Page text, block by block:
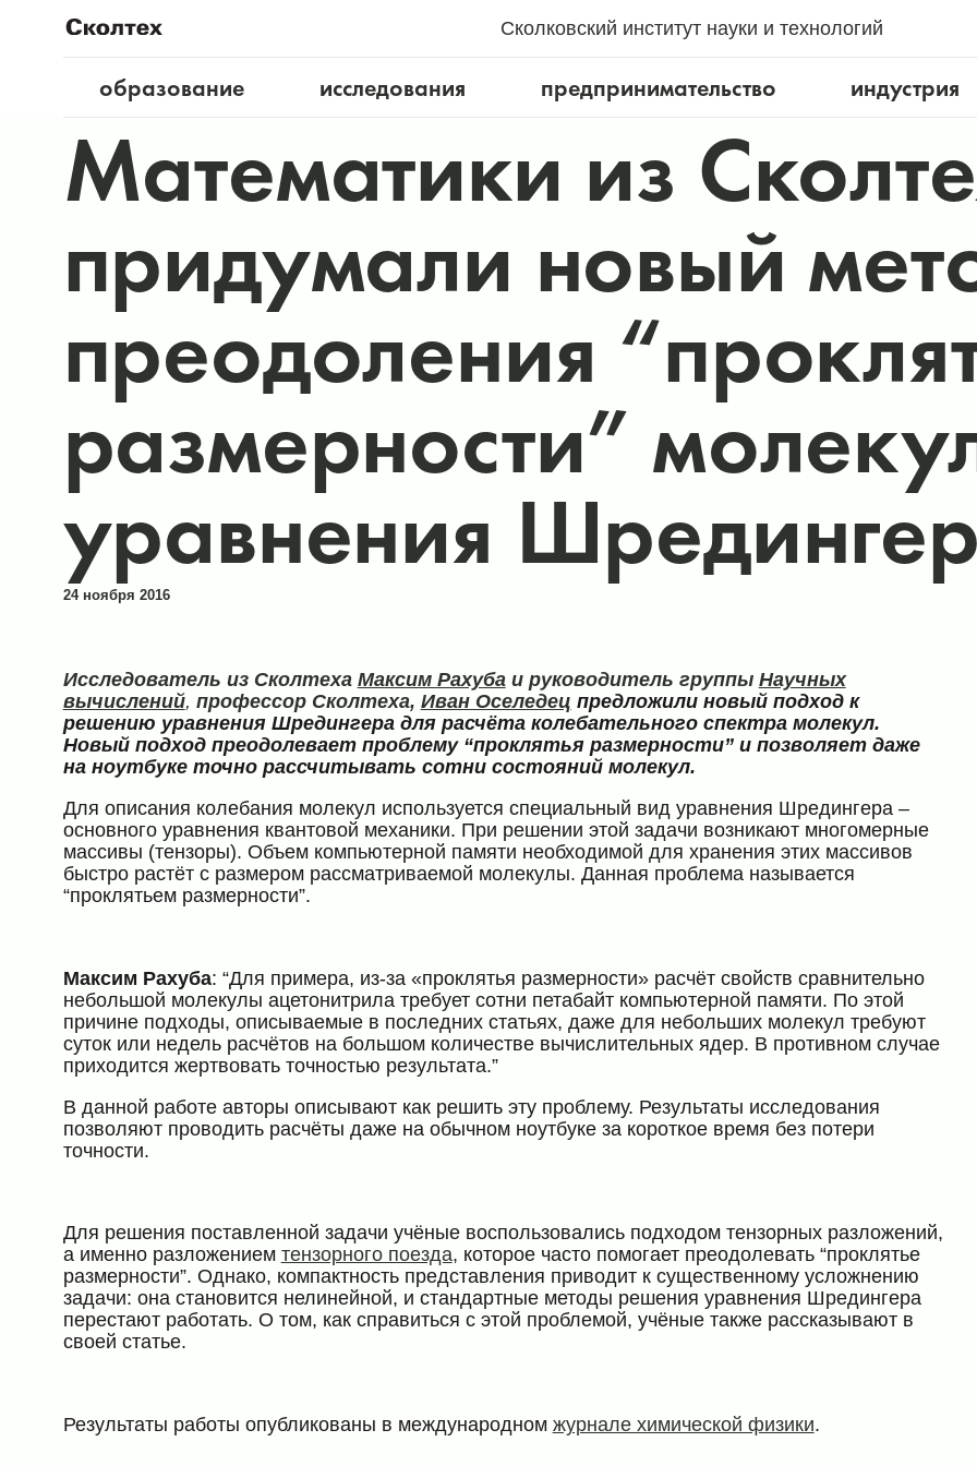
Сколковский институт науки и технологий
образование исследования предпринимательство индустрия
Математики из
придумали новый
преодоления
размерности”
уравнения
24 ноября 2016
Исследователь из Сколтеха Максим Рахубаи руководитель группы Научных
вычислений, профессор Сколтеха, Иван Оселедец предложили новый подход к
решению уравнения Шредингера для расчёта колебательного спектра молекул.
Новый подход преодолевает проблему “проклятья размерности” и позволяет даже
на ноутбуке точно рассчитывать сотни состояний молекул.
Для описания колебания молекул используется специальный вид уравнения Шредингера –
основного уравнения квантовой механики. При решении этой задачи возникают многомерные
массивы (тензоры). Объем компьютерной памяти необходимой для хранения этих массивов
быстро растёт с размером рассматриваемой молекулы. Данная проблема называется
“проклятьем размерности”.
Максим Рахуба: “Для примера, из-за «проклятья размерности» расчёт свойств сравнительно
небольшой молекулы ацетонитрила требует сотни петабайт компьютерной памяти. По этой
причине подходы, описываемые в последних статьях, даже для небольших молекул требуют
суток или недель расчётов на большом количестве вычислительных ядер. В противном случае
приходится жертвовать точностью результата.”
В данной работе авторы описывают как решить эту проблему. Результаты исследования
позволяют проводить расчёты даже на обычном ноутбуке за короткое время без потери
точности.
Для решения поставленной задачи учёные воспользовались подходом тензорных разложений,
а именно разложением тензорного поезда, которое часто помогает преодолевать “проклятье
размерности”. Однако, компактность представления приводит к существенному усложнению
задачи: она становится нелинейной, и стандартные методы решения уравнения Шредингера
перестают работать. О том, как справиться с этой проблемой, учёные также рассказывают в
своей статье.
Результаты работы опубликованы в международном журнале химической физики.